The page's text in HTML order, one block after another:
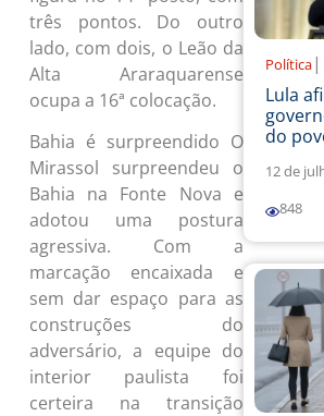
três pontos. Do outro
lado, com dois, o Leão da
Alta Araraquarense
ocupa a 16ª colocação.
Bahia é surpreendido O
Mirassol surpreendeu o
Bahia na Fonte Nova e
adotou uma postura
agressiva. Com a
marcação encaixada e
sem dar espaço para as
construções do
adversário, a equipe do
interior paulista foi
certeira na transição
Política |
Lula
do
12 de
848